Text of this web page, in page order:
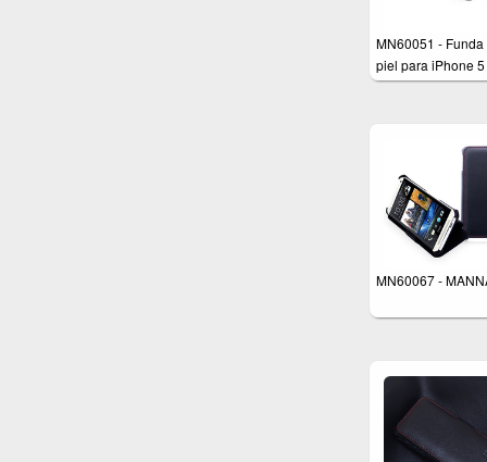
MN60051 - Funda
piel para iPhone
iPhone 5s y
MN60067 -